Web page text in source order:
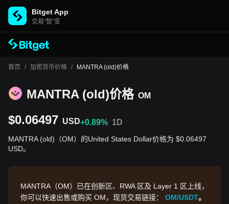
Bitget App
交易“智”变
首页 / 加密货币价格 / MANTRA (old)价格
MANTRA (old)价格 OM
$0.06497 USD+0.89% 1D
MANTRA (old)（OM）的United States Dollar价格为 $0.06497
USD。
MANTRA（OM）已在创新区、RWA 区及 Layer 1 区上线，
你可以快速出售或购买 OM，现货交易链接： OM/USDT。